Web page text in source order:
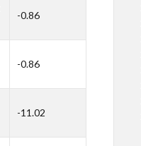
-0.86
-0.86
-11.02